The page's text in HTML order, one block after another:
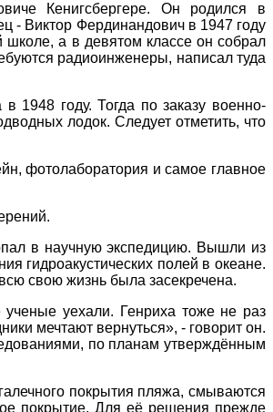
Кенигсбергере. Он родился в
- Виктор Фердинандович в 1947 году
школе, а в девятом классе он собрал
радиоинженеры, написал туда
1948 году. Тогда по заказу военно-
лодок. Следует отметить, что
фотолаборатория и самое главное
в научную экспедицию. Вышли из
гидроакустических полей в океане.
свою жизнь была засекречена.
ученые уехали. Генриха тоже не раз
мечтают вернуться», - говорит он.
по планам утверждённым
покрытия пляжа, смываются
покрытие. Для её решения прежде